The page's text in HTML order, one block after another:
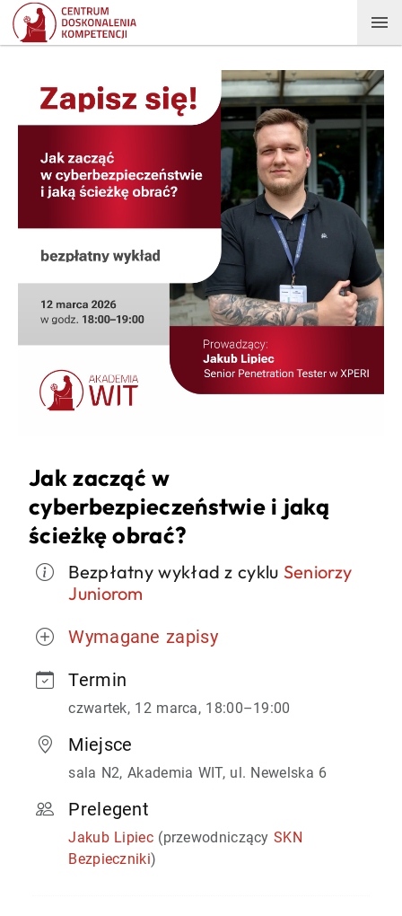
Jak zacząć w
cyberbezpieczeństwie i jaką
ścieżkę obrać?
Bezpłatny wykład z cyklu Seniorzy
Juniorom
Wymagane zapisy
Termin
czwartek, 12 marca, 18:00–19:00
Miejsce
sala N2, Akademia WIT, ul. Newelska 6
Prelegent
Jakub Lipiec(przewodniczącySKN
Bezpieczniki)